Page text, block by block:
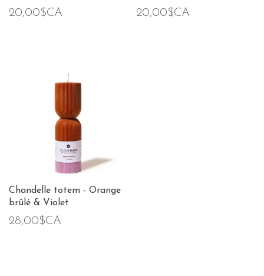
20,00$CA 20,00$CA
Chandelle totem - Orange
brûlé & Violet
28,00$CA